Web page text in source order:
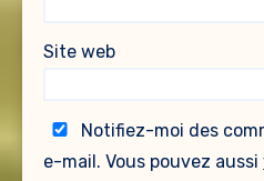
Site web
Notifiez-moi des
e-mail. Vous pouvez aussi